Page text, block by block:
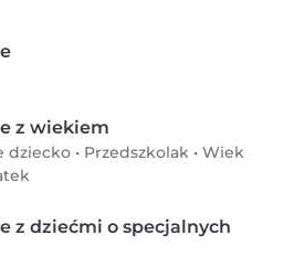
z wiekiem
dziecko • Przedszkolak • Wiek
z dziećmi o specjalnych